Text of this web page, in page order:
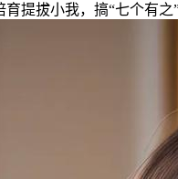
拔小我，搞“七个有之”